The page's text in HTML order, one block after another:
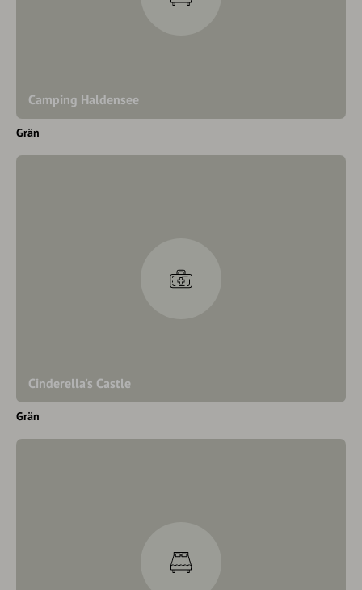
Camping Haldensee
Grän
Cinderella's Castle
Grän